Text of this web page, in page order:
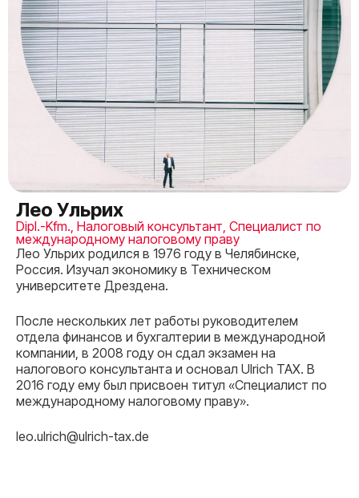
Лео Ульрих
Dipl.-Kfm., Налоговый консультант, Специалист по
международному налоговому праву
Лео Ульрих родился в 1976 году в Челябинске,
Россия. Изучал экономику в Техническом
университете Дрездена.
После нескольких лет работы руководителем
отдела финансов и бухгалтерии в международной
компании, в 2008 году он сдал экзамен на
налогового консультанта и основал Ulrich TAX. В
2016 году ему был присвоен титул «Специалист по
международному налоговому праву».
leo.ulrich@ulrich-tax.de